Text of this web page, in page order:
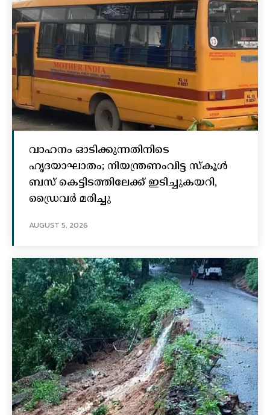
വാഹനം ഓടിക്കുന്നതിനിടെ
ഹൃദയാഘാതം; നിയന്ത്രണംവിട്ട സ്കൂൾ
ബസ് കെട്ടിടത്തിലേക്ക് ഇടിച്ചുകയറി,
ഡ്രൈവർ മരിച്ചു
AUGUST 5, 2026